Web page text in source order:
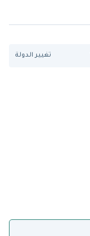
تغيير الدولة